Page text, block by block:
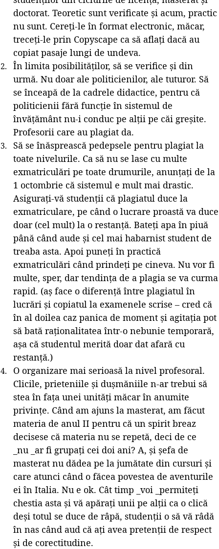
doctorat. Teoretic sunt verificate și acum, practic
nu sunt. Cereți-le în format electronic, măcar,
treceți-le prin Copyscape ca să aflați dacă au
copiat pasaje lungi de undeva.
În limita posibilităților, să se verifice și din
urmă. Nu doar ale politicienilor, ale tuturor. Să
se înceapă de la cadrele didactice, pentru că
politicienii fără funcție în sistemul de
învățământ nu-i conduc pe alții pe căi greșite.
Profesorii care au plagiat da.
Să se înăsprească pedepsele pentru plagiat la
toate nivelurile. Ca să nu se lase cu multe
exmatriculări pe toate drumurile, anunțați de la
1 octombrie că sistemul e mult mai drastic.
Asigurați-vă studenții că plagiatul duce la
exmatriculare, pe când o lucrare proastă va duce
doar (cel mult) la o restanță. Bateți apa în piuă
până când aude și cel mai habarnist student de
treaba asta. Apoi puneți în practică
exmatriculări când prindeți pe cineva. Nu vor fi
multe, sper, dar tendința de a plagia se va curma
rapid. (aș face o diferență între plagiatul în
lucrări și copiatul la examenele scrise – cred că
în al doilea caz panica de moment și agitația pot
să bată raționalitatea într-o nebunie temporară,
așa că studentul merită doar dat afară cu
restanță.)
O organizare mai serioasă la nivel profesoral.
Clicile, prieteniile și dușmăniile n-ar trebui să
stea în fața unei unități măcar în anumite
privințe. Când am ajuns la masterat, am făcut
materia de anul II pentru că un spirit breaz
decisese că materia nu se repetă, deci de ce
_nu _ar fi grupați cei doi ani? A, și șefa de
masterat nu dădea pe la jumătate din cursuri și
care atunci când o făcea povestea de aventurile
ei în Italia. Nu e ok. Cât timp _voi _permiteți
chestia asta și vă apărați unii pe alții ca o clică
deși totul se duce de râpă, studenții o să vă râdă
în nas când aud că ați avea pretenții de respect
și de corectitudine.